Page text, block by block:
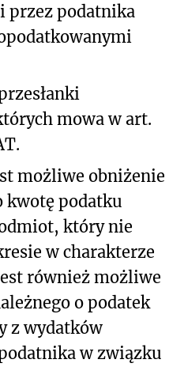
przez podatnika
mowa w art.
możliwe obniżenie
kwotę podatku
który nie
w charakterze
również możliwe
o podatek
z wydatków
w związku